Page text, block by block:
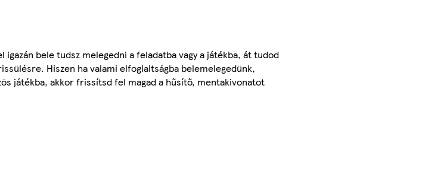
bele tudsz melegedni a feladatba vagy a játékba, át tudod
Hiszen ha valami elfoglaltságba belemelegedünk,
játékba, akkor frissítsd fel magad a hűsítő, mentakivonatot